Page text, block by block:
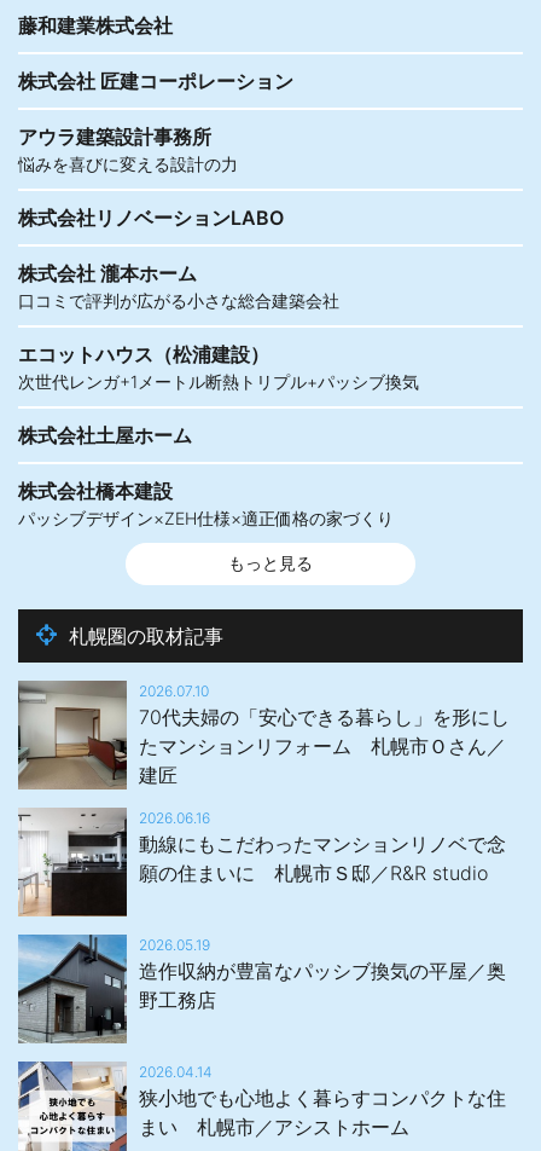
藤和建業株式会社
株式会社 匠建コーポレーション
アウラ建築設計事務所
悩みを喜びに変える設計の力
株式会社リノベーションLABO
株式会社 瀧本ホーム
口コミで評判が広がる小さな総合建築会社
エコットハウス（松浦建設）
次世代レンガ+1メートル断熱トリプル+パッシブ換気
株式会社土屋ホーム
株式会社橋本建設
パッシブデザイン×ZEH仕様×適正価格の家づくり
もっと見る
札幌圏の取材記事
2026.07.10
70代夫婦の「安心できる暮らし」を形にし
たマンションリフォーム 札幌市Ｏさん／
建匠
2026.06.16
動線にもこだわったマンションリノベで念
願の住まいに 札幌市Ｓ邸／R&R studio
2026.05.19
造作収納が豊富なパッシブ換気の平屋／奥
野工務店
2026.04.14
狭小地でも心地よく暮らすコンパクトな住
まい 札幌市／アシストホーム